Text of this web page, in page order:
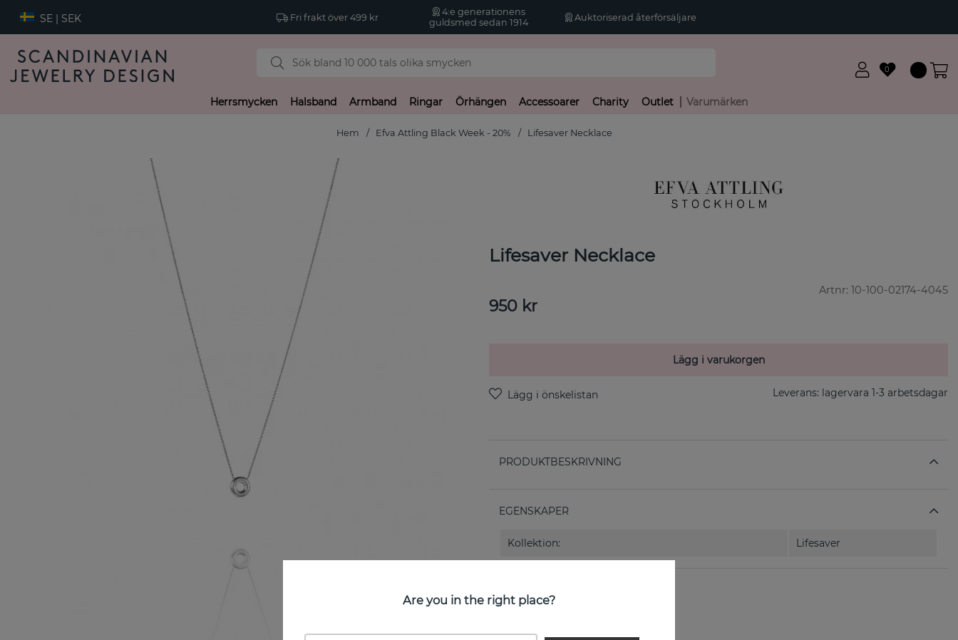
SE | SEK Fri frakt över 499 kr
4:e generationens
guldsmed sedan 1914
Auktoriserad återförsäljare
0
Herrsmycken Halsband Armband Ringar Örhängen Accessoarer Charity Outlet Varumärken
Hem Efva Attling Black Week - 20% Lifesaver Necklace
Lifesaver Necklace
Artnr: 10-100-02174-4045
950 kr
Lägg i varukorgen
Leverans: lagervara 1-3 arbetsdagar
PRODUKTBESKRIVNING
EGENSKAPER
Kollektion: Lifesaver
Are you in the right place?